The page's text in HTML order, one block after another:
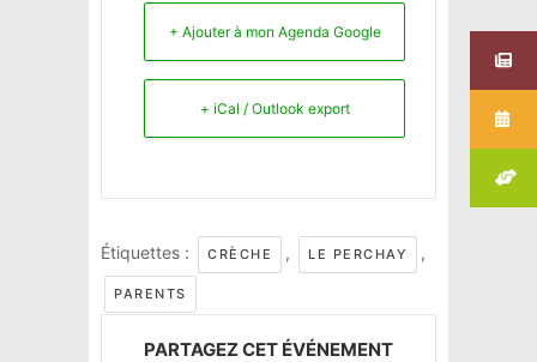
+ Ajouter à mon Agenda Google
+ iCal / Outlook export
Étiquettes : CRÈCHE , LE PERCHAY ,
PARENTS
PARTAGEZ CET ÉVÉNEMENT